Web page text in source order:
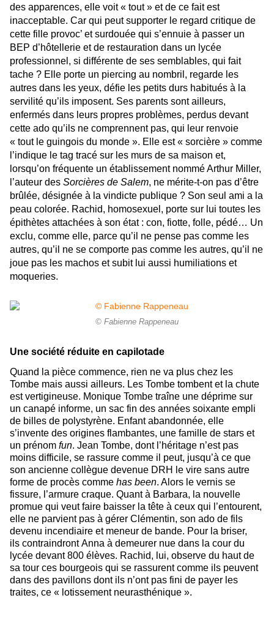
des apparences, elle voit « tout » et de ce fait est
inacceptable. Car qui peut supporter le regard critique de
cette fille provoc’ et surdouée qui s’ennuie à passer un
BEP d’hôtellerie et de restauration dans un lycée
professionnel, si différente de ses semblables, qui fait
tache ? Elle porte un piercing au nombril, regarde les
autres dans les yeux, défie les petits durs habitués à la
servilité qu’ils imposent. Ses parents sont ailleurs,
enfermés dans leurs propres problèmes, perdus devant
cette ado qu’ils ne comprennent pas, qui leur renvoie
« tout le guingois du monde ». Elle est « sorcière » comme
l’indique le tag tracé sur les murs de sa maison et,
lorsqu’on fréquente un établissement nommé Arthur Miller,
l’auteur des Sorcières de Salem, ne mérite-t-on pas d’être
brûlée, désignée à la vindicte publique ? Son seul ami a la
peau colorée. Rachid, homosexuel, porte sur lui toutes les
épithètes attachées à son état : con, fiotte, folle, pédé… Un
exclu, comme elle, parce qu’il ne pense pas comme les
autres, qu’il ne se comporte pas comme les autres, qu’il ne
joue pas les machos et subit lui aussi humiliations et
moqueries.
© Fabienne Rappeneau
Une société réduite en capilotade
Quand la pièce commence, rien ne va plus chez les
Tombe mais aussi ailleurs. Les Tombe tombent et la chute
est vertigineuse. Monique Tombe traîne une déprime sur
un canapé informe, un sac fin des années soixante empli
de billes de polystyrène. Enfant abandonnée, elle
s’invente des origines flambantes, une famille de stars et
un prénom fun. Jean Tombe, dont l’héritage n’est pas
moins difficile, se rassure comme il peut, jusqu’à ce que
son ancienne collègue devenue DRH le vire sans autre
forme de procès comme has been. Alors le vernis se
fissure, l’armure craque. Quant à Barbara, la nouvelle
promue qui veut faire baisser la tête à ceux qui l’entourent,
elle ne parvient pas à gérer Clémentin, son ado de fils
devenu incendiaire et meneur de bande. Pour la briser,
ils contraindront Anna à demeurer nue dans la cour du
lycée devant 800 élèves. Rachid, lui, observe du haut de
sa tour ces bourgeois qui se rassurent comme ils peuvent
dans des pavillons dont ils n’ont pas fini de payer les
traites, ce « lotissement neurasthénique ».